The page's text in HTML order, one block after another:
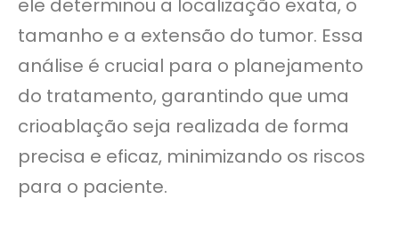
ele determinou a localização exata, o
tamanho e a extensão do tumor. Essa
análise é crucial para o planejamento
do tratamento, garantindo que uma
crioablação seja realizada de forma
precisa e eficaz, minimizando os riscos
para o paciente.